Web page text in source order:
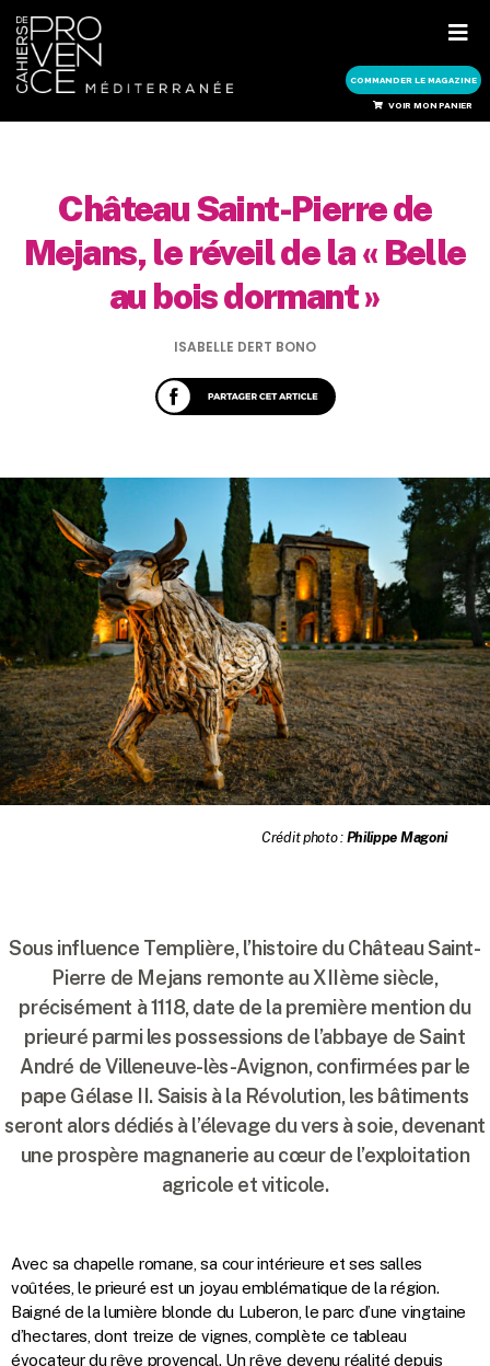
COMMANDER LE MAGAZINE
VOIR MON PANIER
Château Saint-Pierre de
Mejans, le réveil de la « Belle
au bois dormant »
ISABELLE DERT BONO
Crédit photo : Philippe Magoni
Sous influence Templière, l’histoire du Château Saint-
Pierre de Mejans remonte au XIIème siècle,
précisément à 1118, date de la première mention du
prieuré parmi les possessions de l’abbaye de Saint
André de Villeneuve-lès-Avignon, confirmées par le
pape Gélase II. Saisis à la Révolution, les bâtiments
seront alors dédiés à l’élevage du vers à soie, devenant
une prospère magnanerie au cœur de l’exploitation
agricole et viticole.
Avec sa chapelle romane, sa cour intérieure et ses salles
voûtées, le prieuré est un joyau emblématique de la région.
Baigné de la lumière blonde du Luberon, le parc d’une vingtaine
d’hectares, dont treize de vignes, complète ce tableau
évocateur du rêve provençal. Un rêve devenu réalité depuis